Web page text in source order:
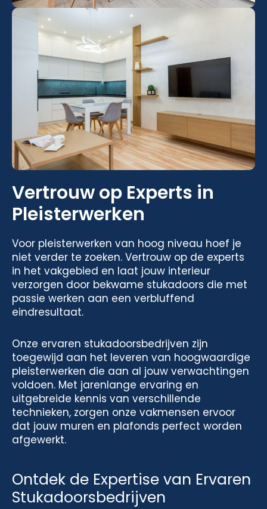
Vertrouw op Experts in
Pleisterwerken
Voor pleisterwerken van hoog niveau hoef je
niet verder te zoeken. Vertrouw op de experts
in het vakgebied en laat jouw interieur
verzorgen door bekwame stukadoors die met
passie werken aan een verbluffend
eindresultaat.
Onze ervaren stukadoorsbedrijven zijn
toegewijd aan het leveren van hoogwaardige
pleisterwerken die aan al jouw verwachtingen
voldoen. Met jarenlange ervaring en
uitgebreide kennis van verschillende
technieken, zorgen onze vakmensen ervoor
dat jouw muren en plafonds perfect worden
afgewerkt.
Ontdek de Expertise van Ervaren
Stukadoorsbedrijven